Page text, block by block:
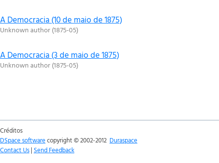
A Democracia (10 de maio de 1875)
Unknown author(1875-05)
A Democracia (3 de maio de 1875)
Unknown author(1875-05)
Créditos
DSpace softwarecopyright © 2002-2012 Duraspace
Contact Us | Send Feedback